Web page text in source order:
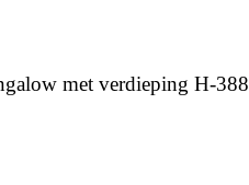
met verdieping H-388